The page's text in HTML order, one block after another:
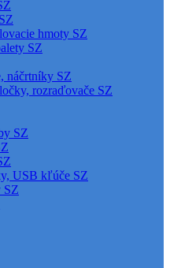
hmoty SZ
SZ
náčrtníky SZ
rozraďovače SZ
SZ
USB kľúče SZ
SZ